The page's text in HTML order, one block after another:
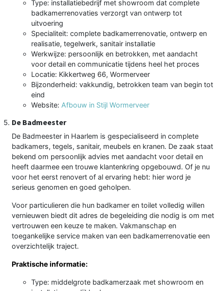
Type: installatiebedrijf met showroom dat complete
badkamerrenovaties verzorgt van ontwerp tot
uitvoering
Specialiteit: complete badkamerrenovatie, ontwerp en
realisatie, tegelwerk, sanitair installatie
Werkwijze: persoonlijk en betrokken, met aandacht
voor detail en communicatie tijdens heel het proces
Locatie: Kikkertweg 66, Wormerveer
Bijzonderheid: vakkundig, betrokken team van begin tot
eind
Website: Afbouw in Stijl Wormerveer
De Badmeester
De Badmeester in Haarlem is gespecialiseerd in complete
badkamers, tegels, sanitair, meubels en kranen. De zaak staat
bekend om persoonlijk advies met aandacht voor detail en
heeft daarmee een trouwe klantenkring opgebouwd. Of je nu
voor het eerst renovert of al ervaring hebt: hier word je
serieus genomen en goed geholpen.
Voor particulieren die hun badkamer en toilet volledig willen
vernieuwen biedt dit adres de begeleiding die nodig is om met
vertrouwen een keuze te maken. Vakmanschap en
toegankelijke service maken van een badkamerrenovatie een
overzichtelijk traject.
Praktische informatie:
Type: middelgrote badkamerzaak met showroom en